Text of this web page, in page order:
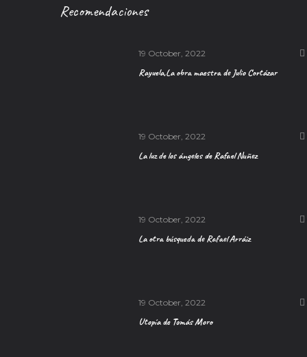
Recomendaciones
19 October, 2022
Rayuela,La obra maestra de Julio Cortázar
19 October, 2022
La luz de los ángeles de Rafael Nuñez
19 October, 2022
La otra búsqueda de Rafael Arráiz
19 October, 2022
Utopía de Tomás Moro